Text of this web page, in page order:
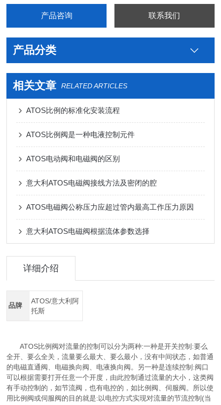
产品咨询 联系我们
产品分类
相关文章 RELATED ARTICLES
ATOS比例的标准化安装流程
ATOS比例阀是一种电液控制元件
ATOS电动阀和电磁阀的区别
意大利ATOS电磁阀接线方法及密闭的腔
ATOS电磁阀公称压力应超过管内最高工作压力原因
意大利ATOS电磁阀根据流体参数选择
详细介绍
品牌
ATOS/意大利阿
托斯
ATOS比例阀对流量的控制可以分为两种:一种是开关控制:要么
全开、要么全关，流量要么最大、要么最小，没有中间状态，如普通
的电磁直通阀、电磁换向阀、电液换向阀。另一种是连续控制:阀口
可以根据需要打开任意一个开度，由此控制通过流量的大小，这类阀
有手动控制的，如节流阀，也有电控的，如比例阀、伺服阀。所以使
用比例阀或伺服阀的目的就是:以电控方式实现对流量的节流控制(当